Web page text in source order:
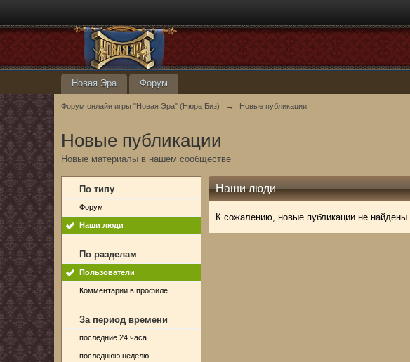
Новая Эра Форум
Форум онлайн игры "Новая Эра" (Нюра Биз) → Новые публикации
Новые публикации
Новые материалы в нашем сообществе
По типу
Форум
Наши люди
По разделам
Пользователи
Комментарии в профиле
За период времени
последние 24 часа
последнюю неделю
Наши люди
К сожалению, новые публикации не найдены.